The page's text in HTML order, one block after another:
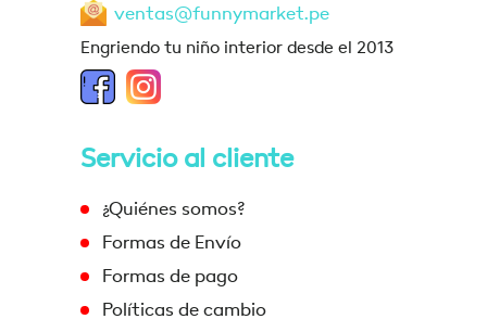
ventas@funnymarket.pe
Engriendo tu niño interior desde el 2013
Servicio al cliente
¿Quiénes somos?
Formas de Envío
Formas de pago
Políticas de cambio